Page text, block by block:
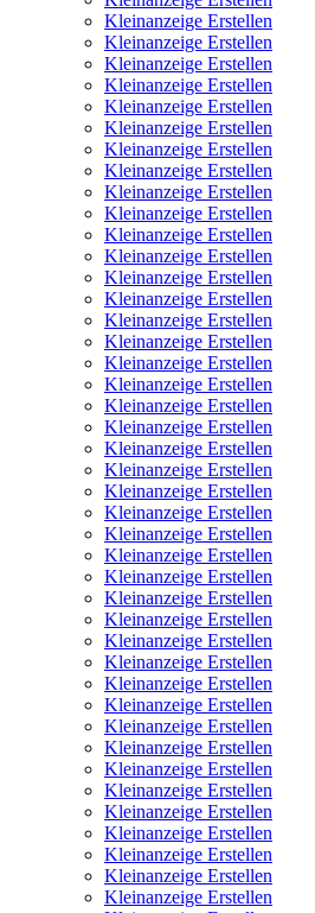
Kleinanzeige Erstellen
Kleinanzeige Erstellen
Kleinanzeige Erstellen
Kleinanzeige Erstellen
Kleinanzeige Erstellen
Kleinanzeige Erstellen
Kleinanzeige Erstellen
Kleinanzeige Erstellen
Kleinanzeige Erstellen
Kleinanzeige Erstellen
Kleinanzeige Erstellen
Kleinanzeige Erstellen
Kleinanzeige Erstellen
Kleinanzeige Erstellen
Kleinanzeige Erstellen
Kleinanzeige Erstellen
Kleinanzeige Erstellen
Kleinanzeige Erstellen
Kleinanzeige Erstellen
Kleinanzeige Erstellen
Kleinanzeige Erstellen
Kleinanzeige Erstellen
Kleinanzeige Erstellen
Kleinanzeige Erstellen
Kleinanzeige Erstellen
Kleinanzeige Erstellen
Kleinanzeige Erstellen
Kleinanzeige Erstellen
Kleinanzeige Erstellen
Kleinanzeige Erstellen
Kleinanzeige Erstellen
Kleinanzeige Erstellen
Kleinanzeige Erstellen
Kleinanzeige Erstellen
Kleinanzeige Erstellen
Kleinanzeige Erstellen
Kleinanzeige Erstellen
Kleinanzeige Erstellen
Kleinanzeige Erstellen
Kleinanzeige Erstellen
Kleinanzeige Erstellen
Kleinanzeige Erstellen